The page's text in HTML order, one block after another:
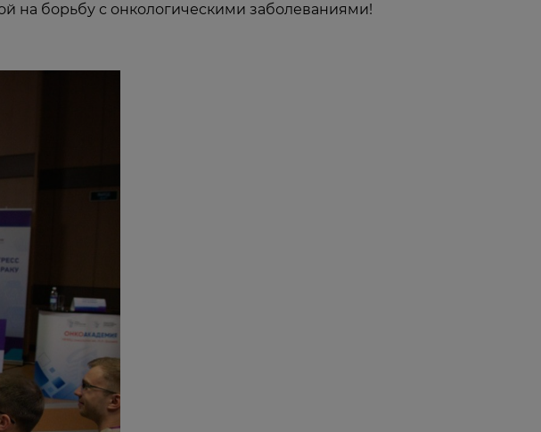
на борьбу с онкологическими заболеваниями!